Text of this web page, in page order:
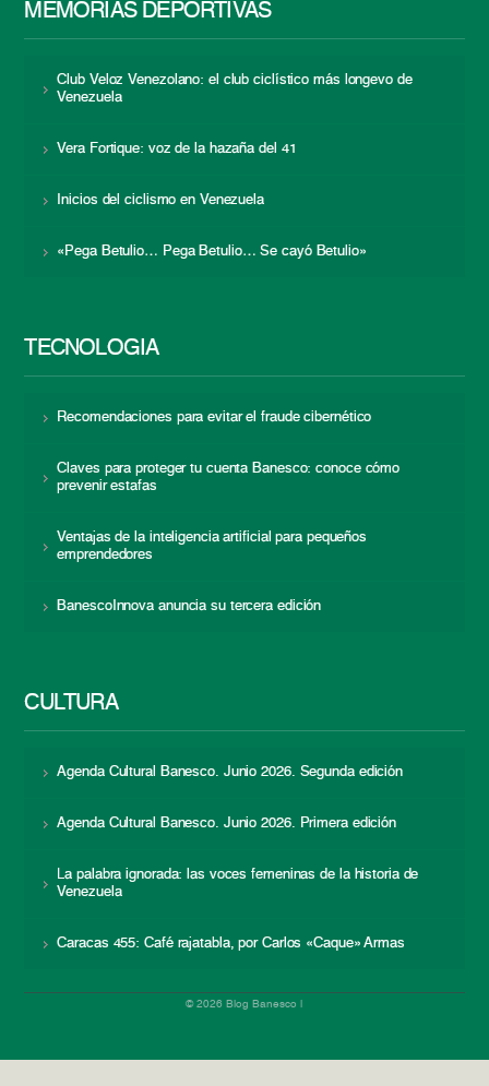
MEMORIAS DEPORTIVAS
Club Veloz Venezolano: el club ciclístico más longevo de
Venezuela
Vera Fortique: voz de la hazaña del 41
Inicios del ciclismo en Venezuela
«Pega Betulio… Pega Betulio… Se cayó Betulio»
TECNOLOGÍA
Recomendaciones para evitar el fraude cibernético
Claves para proteger tu cuenta Banesco: conoce cómo
prevenir estafas
Ventajas de la inteligencia artificial para pequeños
emprendedores
BanescoInnova anuncia su tercera edición
CULTURA
Agenda Cultural Banesco. Junio 2026. Segunda edición
Agenda Cultural Banesco. Junio 2026. Primera edición
La palabra ignorada: las voces femeninas de la historia de
Venezuela
Caracas 455: Café rajatabla, por Carlos «Caque» Armas
© 2026 Blog Banesco |